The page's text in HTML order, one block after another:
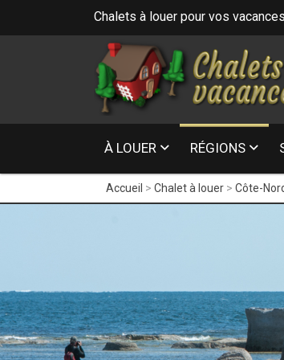
Chalets à louer pour vos
À LOUER RÉGIONS
Accueil Chalet à louer Côte-